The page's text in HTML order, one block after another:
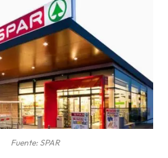
Fuente: SPAR